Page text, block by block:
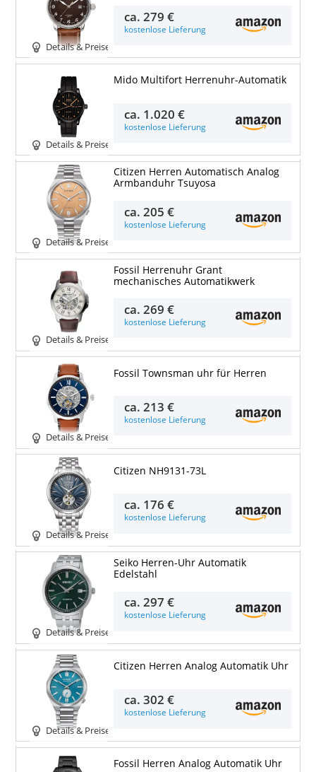
Details & Preise
ca.279 €
kostenlose Lieferung
Details & Preise
Mido Multifort Herrenuhr-Automatik
ca. 1.020 €
kostenlose Lieferung
Details & Preise
Citizen Herren Automatisch Analog
Armbanduhr Tsuyosa
ca.205 €
kostenlose Lieferung
Details & Preise
Fossil Herrenuhr Grant
mechanisches Automatikwerk
ca.269 €
kostenlose Lieferung
Details & Preise
Fossil Townsman uhr für Herren
ca.213 €
kostenlose Lieferung
Details & Preise
Citizen NH9131-73L
ca. 176 €
kostenlose Lieferung
Details & Preise
Seiko Herren-Uhr Automatik
Edelstahl
ca.297 €
kostenlose Lieferung
Details & Preise
Citizen Herren Analog Automatik Uhr
ca.302 €
kostenlose Lieferung
Fossil Herren Analog Automatik Uhr